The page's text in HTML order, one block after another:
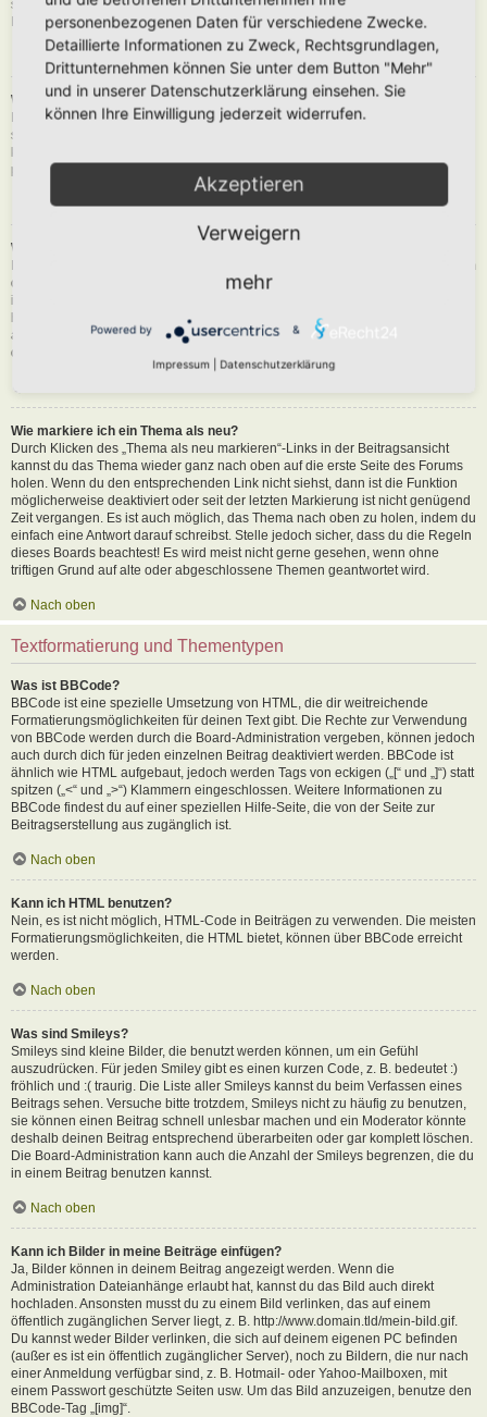
siehst du eine Schaltfläche in der Nähe des Beitrags, um diesen zu melden.
Du wirst dann durch die weiteren Schritte geführt.
Nach oben
Was bewirkt die „Speichern“-Schaltfläche beim Schreiben eines Beitrags?
Hiermit kannst du die geschriebene Entwürfe speichern und zu einem
späteren Zeitpunkt vervollständigen und absenden. Den gesicherten Beitrag
kannst du mit der Funktion „Gespeicherte Entwürfe verwalten“ in deinem
persönlichen Bereich erneut laden.
Nach oben
Warum muss mein Beitrag erst freigegeben werden?
Die Board-Administration kann entschieden haben, dass in dem Forum, in dem
du einen Beitrag erstellt hast, die Beiträge zuerst geprüft werden müssen. Es
ist auch möglich, dass die Administration dich zu einer Gruppe von Benutzern
hinzugefügt hat, bei denen sie die Beiträge erst begutachten möchte, bevor sie
auf der Seite sichtbar werden. Bitte kontaktiere die Board-Administration, wenn
du weitere Informationen dazu benötigst.
Wie markiere ich ein Thema als neu?
Durch Klicken des „Thema als neu markieren“-Links in der Beitragsansicht
kannst du das Thema wieder ganz nach oben auf die erste Seite des Forums
holen. Wenn du den entsprechenden Link nicht siehst, dann ist die Funktion
möglicherweise deaktiviert oder seit der letzten Markierung ist nicht genügend
Zeit vergangen. Es ist auch möglich, das Thema nach oben zu holen, indem du
einfach eine Antwort darauf schreibst. Stelle jedoch sicher, dass du die Regeln
dieses Boards beachtest! Es wird meist nicht gerne gesehen, wenn ohne
triftigen Grund auf alte oder abgeschlossene Themen geantwortet wird.
Nach oben
Textformatierung und Thementypen
Was ist BBCode?
BBCode ist eine spezielle Umsetzung von HTML, die dir weitreichende
Formatierungsmöglichkeiten für deinen Text gibt. Die Rechte zur Verwendung
von BBCode werden durch die Board-Administration vergeben, können jedoch
auch durch dich für jeden einzelnen Beitrag deaktiviert werden. BBCode ist
ähnlich wie HTML aufgebaut, jedoch werden Tags von eckigen („[“ und „]“) statt
spitzen („<“ und „>“) Klammern eingeschlossen. Weitere Informationen zu
BBCode findest du auf einer speziellen Hilfe-Seite, die von der Seite zur
Beitragserstellung aus zugänglich ist.
Nach oben
Kann ich HTML benutzen?
Nein, es ist nicht möglich, HTML-Code in Beiträgen zu verwenden. Die meisten
Formatierungsmöglichkeiten, die HTML bietet, können über BBCode erreicht
werden.
Nach oben
Was sind Smileys?
Smileys sind kleine Bilder, die benutzt werden können, um ein Gefühl
auszudrücken. Für jeden Smiley gibt es einen kurzen Code, z. B. bedeutet :)
fröhlich und :( traurig. Die Liste aller Smileys kannst du beim Verfassen eines
Beitrags sehen. Versuche bitte trotzdem, Smileys nicht zu häufig zu benutzen,
sie können einen Beitrag schnell unlesbar machen und ein Moderator könnte
deshalb deinen Beitrag entsprechend überarbeiten oder gar komplett löschen.
Die Board-Administration kann auch die Anzahl der Smileys begrenzen, die du
in einem Beitrag benutzen kannst.
Nach oben
Kann ich Bilder in meine Beiträge einfügen?
Ja, Bilder können in deinem Beitrag angezeigt werden. Wenn die
Administration Dateianhänge erlaubt hat, kannst du das Bild auch direkt
hochladen. Ansonsten musst du zu einem Bild verlinken, das auf einem
öffentlich zugänglichen Server liegt, z. B. http://www.domain.tld/mein-bild.gif.
Du kannst weder Bilder verlinken, die sich auf deinem eigenen PC befinden
(außer es ist ein öffentlich zugänglicher Server), noch zu Bildern, die nur nach
einer Anmeldung verfügbar sind, z. B. Hotmail- oder Yahoo-Mailboxen, mit
einem Passwort geschützte Seiten usw. Um das Bild anzuzeigen, benutze den
BBCode-Tag „[img]“.
personenbezogenen Daten für verschiedene Zwecke.
Detaillierte Informationen zu Zweck, Rechtsgrundlagen,
Drittunternehmen können Sie unter dem Button "Mehr"
und in unserer Datenschutzerklärung einsehen. Sie
können Ihre Einwilligung jederzeit widerrufen.
Akzeptieren
Verweigern
mehr
Powered by &
Impressum Datenschutzerklärung